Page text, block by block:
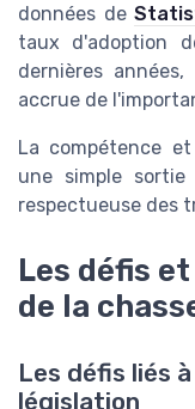
données de
taux d'adoption
dernières
accrue de
La compétence
une simple sortie
respectueuse des
Les défis
de la
Les défis liés
législation